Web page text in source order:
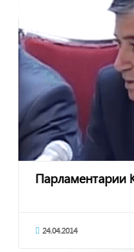
Парламентарии
24.04.2014